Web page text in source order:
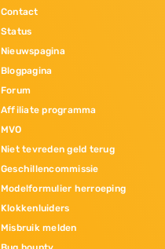
Contact
Status
Nieuwspagina
Blogpagina
Forum
Affiliate programma
MVO
Niet tevreden geld terug
Geschillencommissie
Modelformulier herroeping
Klokkenluiders
Misbruik melden